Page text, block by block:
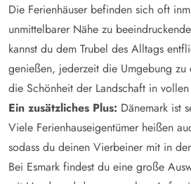
Die Ferienhäuser befinden sich oft
unmittelbarer Nähe zu
kannst du dem Trubel des Alltags
genießen, jederzeit die Umgebung
die Schönheit der Landschaft in
Ein zusätzliches Plus: Dänemark ist
Viele Ferienhauseigentümer heißen
sodass du deinen Vierbeiner mit in
Bei Esmark findest du eine große